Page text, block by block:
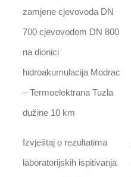
zamjene cjevovoda DN
700 cjevovodom DN 800
na dionici
hidroakumulacija Modrac
– Termoelektrana Tuzla
dužine 10 km
Izvještaj o rezultatima
laboratorijskih ispitivanja